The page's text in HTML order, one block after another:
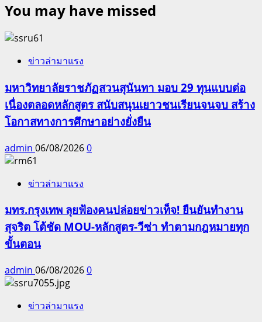
You may have missed
ข่าวล่ามาแรง
มหาวิทยาลัยราชภัฏสวนสุนันทา มอบ 29 ทุนแบบต่อ
เนื่องตลอดหลักสูตร สนับสนุนเยาวชนเรียนจนจบ สร้าง
โอกาสทางการศึกษาอย่างยั่งยืน
admin 06/08/20260
ข่าวล่ามาแรง
มทร.กรุงเทพ ลุยฟ้องคนปล่อยข่าวเท็จ! ยืนยันทำงาน
สุจริต โต้ชัด MOU-หลักสูตร-วีซ่า ทำตามกฎหมายทุก
ขั้นตอน
admin 06/08/20260
ข่าวล่ามาแรง